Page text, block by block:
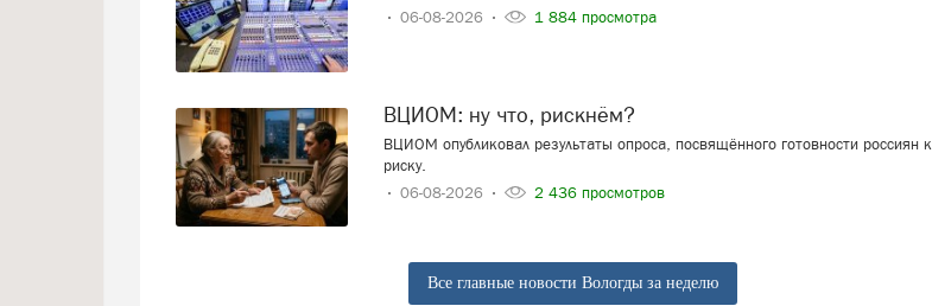
06-08-2026
1 884 просмотра
ВЦИОМ: ну что, рискнём?
ВЦИОМ опубликовал результаты опроса, посвящённого готовности россиян к
риску.
06-08-2026
2 436 просмотров
Все главные новости Вологды за неделю